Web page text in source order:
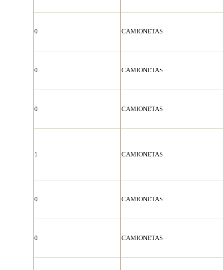
0 CAMIONETAS
0 CAMIONETAS
0 CAMIONETAS
1 CAMIONETAS
0 CAMIONETAS
0 CAMIONETAS